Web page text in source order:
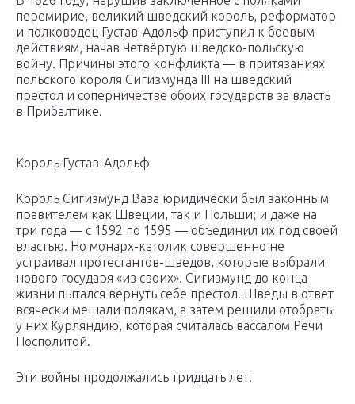
перемирие, великий шведский король, реформатор
и полководец Густав-Адольф приступил к боевым
действиям, начав Четвёртую шведско-польскую
войну. Причины этого конфликта — в притязаниях
польского короля Сигизмунда III на шведский
престол и соперничестве обоих государств за власть
в Прибалтике.
Король Густав-Адольф
Король Сигизмунд Ваза юридически был законным
правителем как Швеции, так и Польши; и даже на
три года — с 1592 по 1595 — объединил их под своей
властью. Но монарх-католик совершенно не
устраивал протестантов-шведов, которые выбрали
нового государя «из своих». Сигизмунд до конца
жизни пытался вернуть себе престол. Шведы в ответ
всячески мешали полякам, а затем решили отобрать
у них Курляндию, которая считалась вассалом Речи
Посполитой.
Эти войны продолжались тридцать лет.